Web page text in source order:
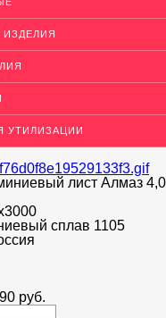
НАПОЛЬНЫЕ (ДЛЯ
УТИЛИЗАЦИИ
сплав 1105
руб.